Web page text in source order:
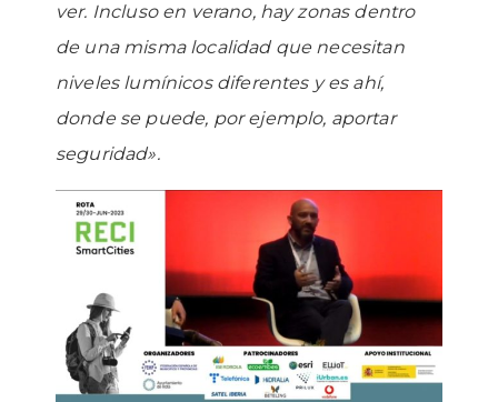
ver. Incluso en verano, hay zonas dentro
de una misma localidad que necesitan
niveles lumínicos diferentes y es ahí,
donde se puede, por ejemplo, aportar
seguridad».